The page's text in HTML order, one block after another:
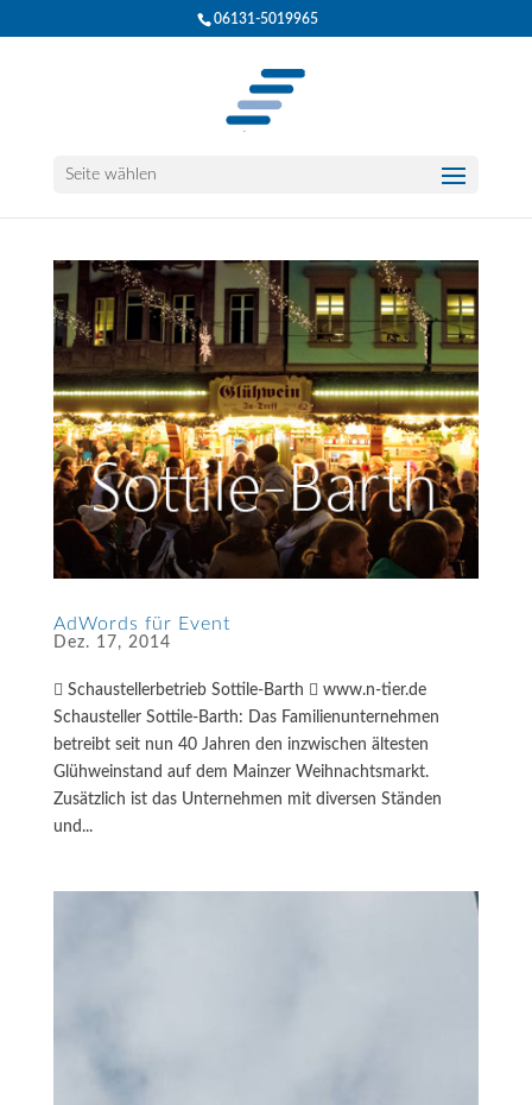
06131-5019965
Seite wählen
AdWords für Event
Dez. 17, 2014
 Schaustellerbetrieb Sottile-Barth  www.n-tier.de
Schausteller Sottile-Barth: Das Familienunternehmen
betreibt seit nun 40 Jahren den inzwischen ältesten
Glühweinstand auf dem Mainzer Weihnachtsmarkt.
Zusätzlich ist das Unternehmen mit diversen Ständen
und...